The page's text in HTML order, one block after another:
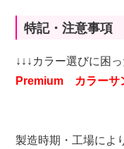
特記・注意事項
↓↓↓カラー選びに困
Premium カラーサ
製造時期・工場によ